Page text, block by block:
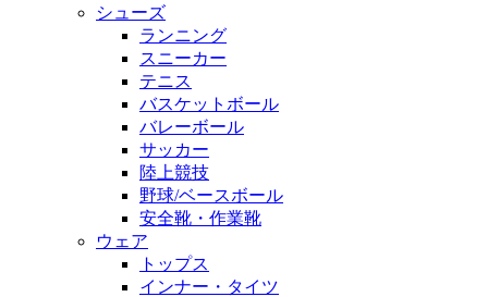
シューズ
ランニング
スニーカー
テニス
バスケットボール
バレーボール
サッカー
陸上競技
野球/ベースボール
安全靴・作業靴
ウェア
トップス
インナー・タイツ